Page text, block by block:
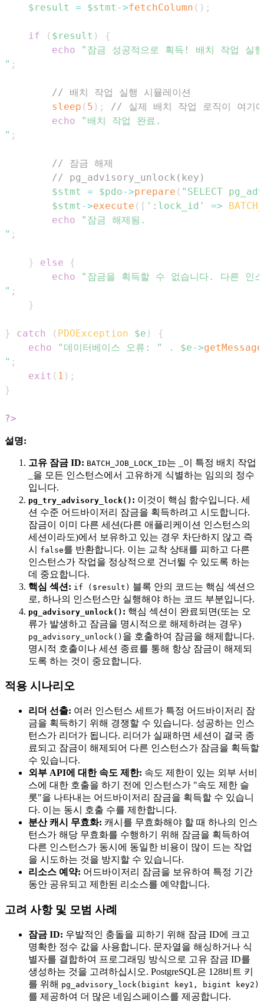
$result = $stmt ->fetchColumn ( ) ;
if ( $result )
{
echo
" ;
// 배치 작업 실행 시뮬레이션
sleep ( 5 ) ;
// 실제 배치 작업 로직이 여기
echo
" ;
// 잠금 해제
// pg_advisory_unlock(key)
$stmt
= $pdo->prepare ( "SELECT
$stmt ->execute ( [ ':lock_id' =>
echo
" ;
} else
{
echo
" ;
}
} catch ( PDOException $e )
{
echo
"데이터베이스 오류: " . $e->getMessage
" ;
exit ( 1 ) ;
}
?>
설명:
고유 잠금 ID: BATCH_JOB_LOCK_ID는 _이 특정 배치 작업
_을 모든 인스턴스에서 고유하게 식별하는 임의의 정수
입니다.
pg_try_advisory_lock() : 이것이 핵심 함수입니다. 세
션 수준 어드바이저리 잠금을 획득하려고 시도합니다.
잠금이 이미 다른 세션(다른 애플리케이션 인스턴스의
세션이라도)에서 보유하고 있는 경우 차단하지 않고 즉
시
false를 반환합니다. 이는 교착 상태를 피하고 다른
인스턴스가 작업을 정상적으로 건너뛸 수 있도록 하는
데 중요합니다.
핵심 섹션: if ($result) 블록 안의 코드는 핵심 섹션으
로, 하나의 인스턴스만 실행해야 하는 코드 부분입니다.
pg_advisory_unlock() : 핵심 섹션이 완료되면(또는 오
류가 발생하고 잠금을 명시적으로 해제하려는 경우)
pg_advisory_unlock() 을 호출하여 잠금을 해제합니다.
명시적 호출이나 세션 종료를 통해 항상 잠금이 해제되
도록 하는 것이 중요합니다.
적용 시나리오
리더 선출: 여러 인스턴스 세트가 특정 어드바이저리 잠
금을 획득하기 위해 경쟁할 수 있습니다. 성공하는 인스
턴스가 리더가 됩니다. 리더가 실패하면 세션이 결국 종
료되고 잠금이 해제되어 다른 인스턴스가 잠금을 획득할
수 있습니다.
외부 API에 대한 속도 제한: 속도 제한이 있는 외부 서비
스에 대한 호출을 하기 전에 인스턴스가 "속도 제한 슬
롯"을 나타내는 어드바이저리 잠금을 획득할 수 있습니
다. 이는 동시 호출 수를 제한합니다.
분산 캐시 무효화: 캐시를 무효화해야 할 때 하나의 인스
턴스가 해당 무효화를 수행하기 위해 잠금을 획득하여
다른 인스턴스가 동시에 동일한 비용이 많이 드는 작업
을 시도하는 것을 방지할 수 있습니다.
리소스 예약: 어드바이저리 잠금을 보유하여 특정 기간
동안 공유되고 제한된 리소스를 예약합니다.
고려 사항 및 모범 사례
잠금 ID: 우발적인 충돌을 피하기 위해 잠금 ID에 크고
명확한 정수 값을 사용합니다. 문자열을 해싱하거나 식
별자를 결합하여 프로그래밍 방식으로 고유 잠금 ID를
생성하는 것을 고려하십시오. PostgreSQL은 128비트 키
를 위해 pg_advisory_lock(bigint key1, bigint key2)
를 제공하여 더 많은 네임스페이스를 제공합니다.